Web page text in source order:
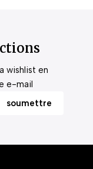
wishlist en
e-mail